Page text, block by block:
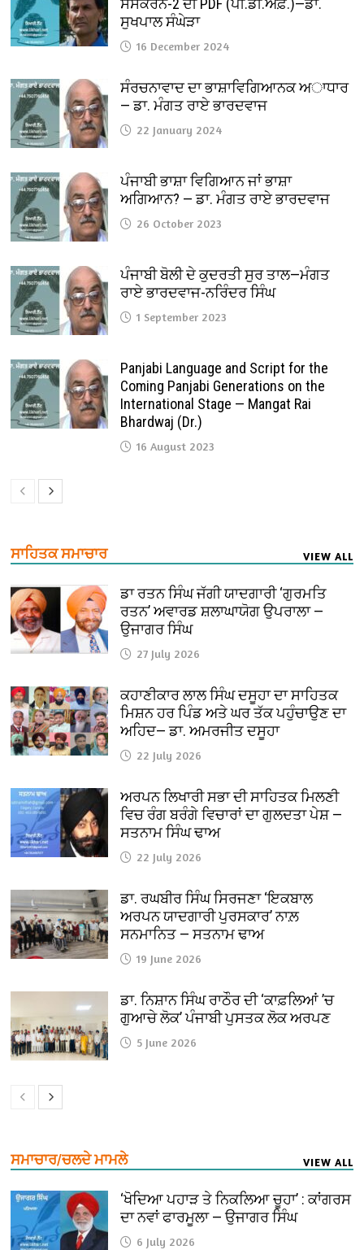
ਸੁਖਪਾਲ ਸੰਘੇੜਾ
16 December 2024
ਸੰਰਚਨਾਵਾਦ ਦਾ ਭਾਸ਼ਾਵਿਗਿਆਨਕ ਅਾਧਾਰ
— ਡਾ. ਮੰਗਤ ਰਾਏ ਭਾਰਦਵਾਜ
22 January 2024
ਪੰਜਾਬੀ ਭਾਸ਼ਾ ਵਿਗਿਆਨ ਜਾਂ ਭਾਸ਼ਾ
ਅਗਿਆਨ? — ਡਾ. ਮੰਗਤ ਰਾਏ ਭਾਰਦਵਾਜ
26 October 2023
ਪੰਜਾਬੀ ਬੋਲੀ ਦੇ ਕੁਦਰਤੀ ਸੁਰ ਤਾਲ—ਮੰਗਤ
ਰਾਏ ਭਾਰਦਵਾਜ-ਨਰਿੰਦਰ ਸਿੰਘ
1 September 2023
Panjabi Language and Script for the
Coming Panjabi Generations on the
International Stage — Mangat Rai
Bhardwaj (Dr.)
16 August 2023
ਸਾਹਿਤਕ ਸਮਾਚਾਰ VIEW ALL
ਡਾ ਰਤਨ ਸਿੰਘ ਜੱਗੀ ਯਾਦਗਾਰੀ ‘ਗੁਰਮਤਿ
ਰਤਨ’ ਅਵਾਰਡ ਸ਼ਲਾਘਾਯੋਗ ਉਪਰਾਲਾ —
ਉਜਾਗਰ ਸਿੰਘ
27 July 2026
ਕਹਾਣੀਕਾਰ ਲਾਲ ਸਿੰਘ ਦਸੂਹਾ ਦਾ ਸਾਹਿਤਕ
ਮਿਸ਼ਨ ਹਰ ਪਿੰਡ ਅਤੇ ਘਰ ਤੱਕ ਪਹੁੰਚਾਉਣ ਦਾ
ਅਹਿਦ— ਡਾ. ਅਮਰਜੀਤ ਦਸੂਹਾ
22 July 2026
ਅਰਪਨ ਲਿਖਾਰੀ ਸਭਾ ਦੀ ਸਾਹਿਤਕ ਮਿਲਣੀ
ਵਿਚ ਰੰਗ ਬਰੰਗੇ ਵਿਚਾਰਾਂ ਦਾ ਗੁਲਦਤਾ ਪੇਸ਼ —
ਸਤਨਾਮ ਸਿੰਘ ਢਾਅ
22 July 2026
ਡਾ. ਰਘਬੀਰ ਸਿੰਘ ਸਿਰਜਣਾ ‘ਇਕਬਾਲ
ਅਰਪਨ ਯਾਦਗਾਰੀ ਪੁਰਸਕਾਰ’ ਨਾਲ਼
ਸਨਮਾਨਿਤ — ਸਤਨਾਮ ਢਾਅ
19 June 2026
ਡਾ. ਨਿਸ਼ਾਨ ਸਿੰਘ ਰਾਠੌਰ ਦੀ ‘ਕਾਫ਼ਲਿਆਂ ’ਚ
ਗੁਆਚੇ ਲੋਕ’ ਪੰਜਾਬੀ ਪੁਸਤਕ ਲੋਕ ਅਰਪਣ
5 June 2026
ਸਮਾਚਾਰ/ਚਲਦੇ ਮਾਮਲੇ VIEW ALL
‘ਖੋਦਿਆ ਪਹਾੜ ਤੇ ਨਿਕਲਿਆ ਚੂਹਾ’ : ਕਾਂਗਰਸ
ਦਾ ਨਵਾਂ ਫਾਰਮੂਲਾ — ਉਜਾਗਰ ਸਿੰਘ
6 July 2026